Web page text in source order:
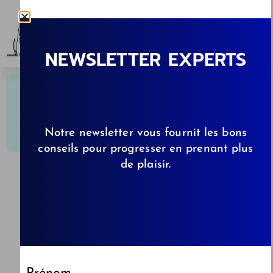
NEWSLETTER EXPERTS
Notre newsletter vous fournit les bons
conseils pour progresser en prenant plus
de plaisir.